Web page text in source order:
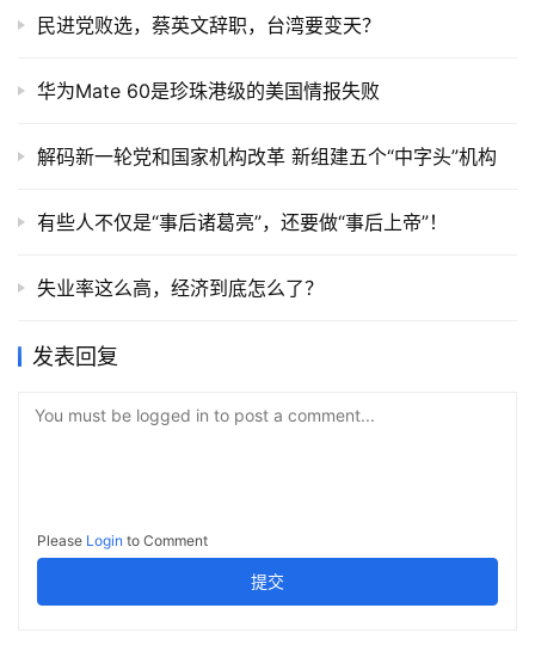
民进党败选，蔡英文辞职，台湾要变天？
华为Mate 60是珍珠港级的美国情报失败
解码新一轮党和国家机构改革 新组建五个“中字头”机构
有些人不仅是“事后诸葛亮”，还要做“事后上帝”！
失业率这么高，经济到底怎么了？
发表回复
You must be logged in to post a comment...
Please Login to Comment
提交